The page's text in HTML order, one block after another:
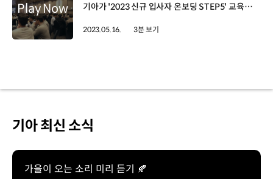
기아가 '2023 신규 입사자 온보딩 STEP5' 교육을 실시했습니다. 기아 신규 입사자 온보딩 프로그램은 모빌리티 전문성을 갖춘 인재 육성을 목표로 진행되는데요. 입사 후 1년간, 기아에 대한 기본적인 이해부터 밸류체인 이해, 타 부문에 대한 체험, 모빌리티 지식 심화, 향후 전문가로서 성장을 위한 커리어 설계까지 총 5단계로 운영되는 교육입니다. 올해 '온보딩 STEP5' 교육은 지난 8일~10일, 제주 해비치에서 입사 2년 차 신규 입사자 346명을 대상으로 진행됐는데요. 특히 이번 교육은 올해 새롭게 선포된 '기아의 가치와 행동' 중 하나인 'Move Further, Together'를 슬로건으로 진행됐습니다. 먼저 1일차에는 ‘프로페셔널로의 전환’을 주제로 〈Welcome STEP5〉, 〈명사 특강〉, 〈대표이사와의 Talk-Talk〉을 진행했고 1년간의 성장을 격려하는 축하 만찬이 이어졌고요. 2일차에는 특별히 제주 전역에서 교육이 열렸습니다. 기아의 가치와 행동을 이해하고 탐색해 볼 수 있는 〈Find Kia〉 프로그램이 조별 미션 형태로 진행된 건데요. 마지막으로 3일차에는 〈나의 기아 여정 그리기〉 등을 통해 신규 입사자들이 커리어에 대해 설계하고 비전을 다짐하는 시간으로 꾸며졌습니다. 이광언 매니저 / 기아 화성조립2부가장 기억에 남는 것은 2일차에 있었던 동료들과 함께하는 미션 수행 활동이었습니다. 교육뿐만 아니라 350명이나 되는 동기들이랑 추억을 만들 기회들이 많았던 것 같아서 함께할 수 있음에 영광스럽게 생각합니다. 사실 벌써 1년이 됐다는 게 가늠이 잘되지 않았는데 이번 STEP5를 마지막으로 프로페셔널로 가야 하는 것에 큰 감정을 느끼고 있습니다. 앞으로 회사를 같이 이끌어나가는 리더로서 타 유관 부분이나 이해하고 협업함에 있어서 큰 도움이 되는 과정이었다고 생각합니다. 앞으로도 이러한 경험을 통해 회사를 이끌어 가는 하나의 리더로 나아가겠습니다. 지난 1년간의 온보딩 경험을 완성하고 마무리할 수 있었던 〈2023 신규 입사자 온보딩 STEP5〉! 앞으로도 기아는 신규 입사자뿐만 아니라, 직원들의 지속적인 학습과 성장을 위한 다양한 프로그램을 지원해 나갈 예정입니다.
2023.05.16. 3분 보기
기아 최신 소식
가을이 오는 소리 미리 듣기 🍂